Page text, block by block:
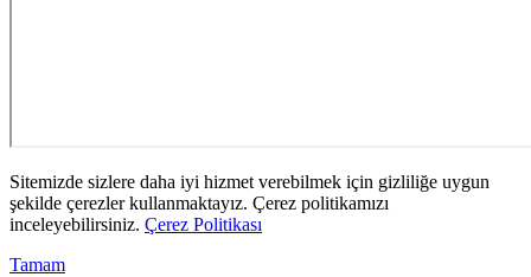
Sitemizde sizlere daha iyi hizmet verebilmek için gizliliğe uygun
şekilde çerezler kullanmaktayız. Çerez politikamızı
inceleyebilirsiniz. Çerez Politikası
Tamam